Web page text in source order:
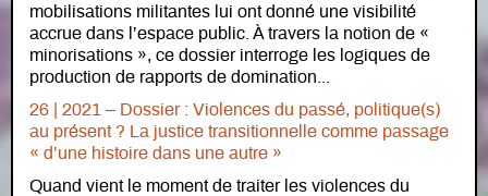
mobilisations militantes lui ont donné une visibilité
accrue dans l’espace public. À travers la notion de «
minorisations », ce dossier interroge les logiques de
production de rapports de domination...
26 | 2021 – Dossier : Violences du passé, politique(s)
au présent ? La justice transitionnelle comme passage
« d’une histoire dans une autre »
Quand vient le moment de traiter les violences du